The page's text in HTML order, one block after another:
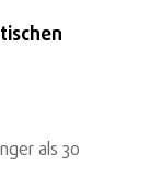
als 30